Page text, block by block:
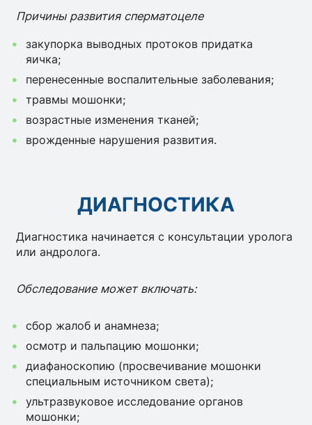
Причины развития сперматоцеле
закупорка выводных протоков придатка
яичка;
перенесенные воспалительные заболевания;
травмы мошонки;
возрастные изменения тканей;
врожденные нарушения развития.
ДИАГНОСТИКА
Диагностика начинается с консультации уролога
или андролога.
Обследование может включать:
сбор жалоб и анамнеза;
осмотр и пальпацию мошонки;
диафаноскопию (просвечивание мошонки
специальным источником света);
ультразвуковое исследование органов
мошонки;